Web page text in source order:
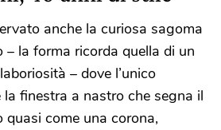
anche la curiosa sagoma
– la forma ricorda quella di un
– dove l’unico
finestra a nastro che segna il
quasi come una corona,